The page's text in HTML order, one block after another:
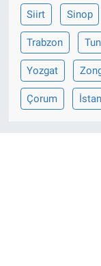
Siirt Sinop
Trabzon
Yozgat
Çorum